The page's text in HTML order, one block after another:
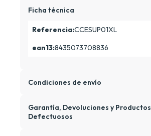
Ficha técnica
Referencia:CCESUP01XL
ean13:8435073708836
Condiciones de envío
Garantía, Devoluciones y Productos
Defectuosos